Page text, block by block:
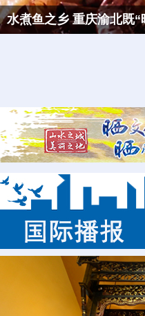
水煮鱼之乡 重庆渝北既“